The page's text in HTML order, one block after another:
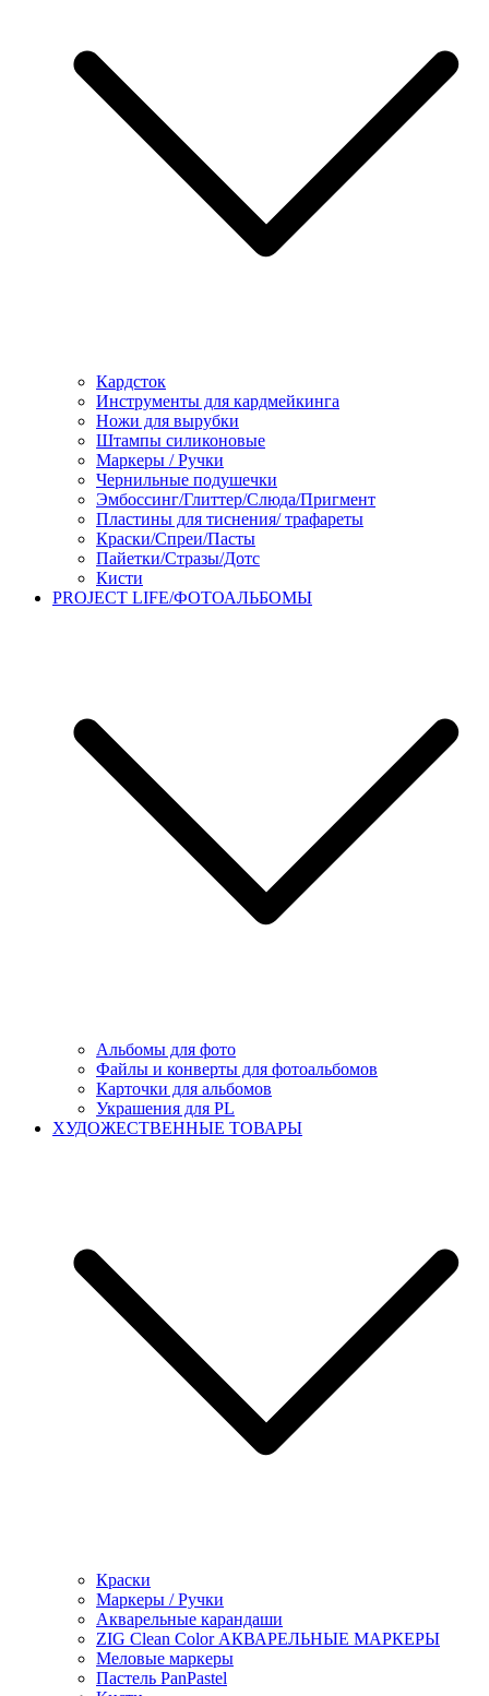
Кардсток
Инструменты для кардмейкинга
Ножи для вырубки
Штампы силиконовые
Маркеры / Ручки
Чернильные подушечки
Эмбоссинг/Глиттер/Слюда/Пригмент
Пластины для тиснения/ трафареты
Краски/Спреи/Пасты
Пайетки/Стразы/Дотс
Кисти
PROJECT LIFE/ФОТОАЛЬБОМЫ
Альбомы для фото
Файлы и конверты для фотоальбомов
Карточки для альбомов
Украшения для PL
ХУДОЖЕСТВЕННЫЕ ТОВАРЫ
Краски
Маркеры / Ручки
Акварельные карандаши
ZIG Clean Color АКВАРЕЛЬНЫЕ МАРКЕРЫ
Меловые маркеры
Пастель PanPastel